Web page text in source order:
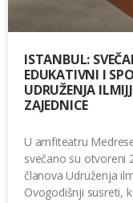
ISTANBUL:
EDUKATIVNI I
UDRUŽENJA
ZAJEDNICE
U amfiteatru
svečano su otvoreni
članova Udruženja
Ovogodišnji susreti,